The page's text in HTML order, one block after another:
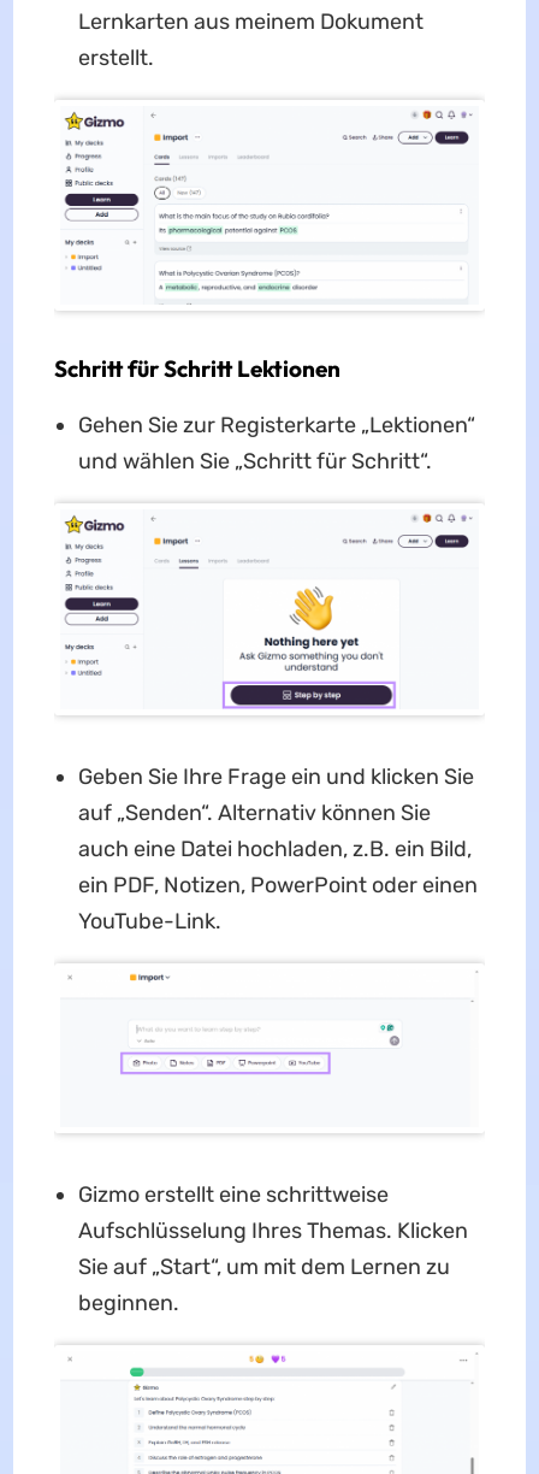
Lernkarten aus meinem Dokument
erstellt.
Schritt für Schritt Lektionen
Gehen Sie zur Registerkarte „Lektionen“
und wählen Sie „Schritt für Schritt“.
Geben Sie Ihre Frage ein und klicken Sie
auf „Senden“. Alternativ können Sie
auch eine Datei hochladen, z.B. ein Bild,
ein PDF, Notizen, PowerPoint oder einen
YouTube-Link.
Gizmo erstellt eine schrittweise
Aufschlüsselung Ihres Themas. Klicken
Sie auf „Start“, um mit dem Lernen zu
beginnen.